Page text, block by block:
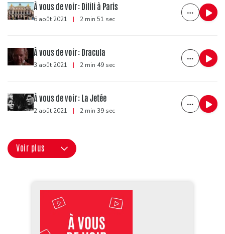
À vous de voir : Dilili à Paris
6 août 2021 | 2 min 51 sec
À vous de voir : Dracula
3 août 2021 | 2 min 49 sec
À vous de voir : La Jetée
2 août 2021 | 2 min 39 sec
Voir plus